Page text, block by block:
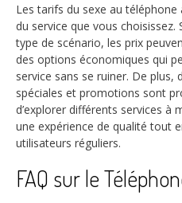
Les tarifs du sexe au
du service que vous choisissez.
type de scénario, les prix
des options économiques qui
service sans se ruiner. De plus,
spéciales et promotions sont
d’explorer différents services à
une expérience de qualité tout
utilisateurs réguliers.
FAQ sur le